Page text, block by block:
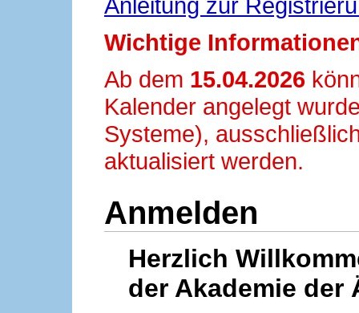
Wichtige
Ab dem 15.04.2026
Kalender angelegt
Systeme),
aktualisiert werden.
Anmelden
Herzlich
der Akademie der